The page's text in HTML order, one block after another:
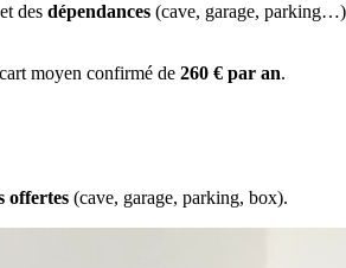
et des dépendances (cave, garage,
moyen confirmé de 260 € par an.
offertes (cave, garage, parking, box).